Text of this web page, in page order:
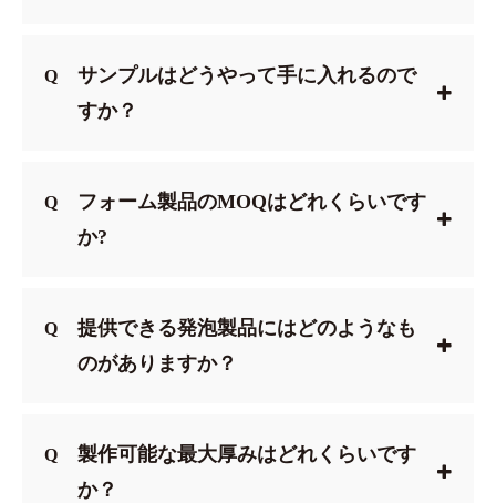
Q
サンプルはどうやって手に入れるので
すか？
Q
フォーム製品のMOQはどれくらいです
か?
Q
提供できる発泡製品にはどのようなも
のがありますか？
Q
製作可能な最大厚みはどれくらいです
か？